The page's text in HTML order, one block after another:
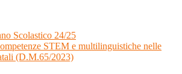
Scolastico 24/25
STEM e multilinguistiche nelle
(D.M.65/2023)